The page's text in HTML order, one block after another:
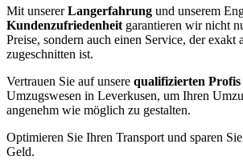
Mit unsererLangerfahrung und unserem
Kundenzufriedenheit garantieren wir nicht
Preise, sondern auch einen Service, der exakt
zugeschnitten ist.
Vertrauen Sie auf unsere qualifizierten Profis
Umzugswesen in Leverkusen, um Ihren
angenehm wie möglich zu gestalten.
Optimieren Sie Ihren Transport und sparen
Geld.